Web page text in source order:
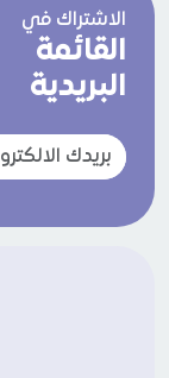
الاشتراك في
القائمة
البريدية